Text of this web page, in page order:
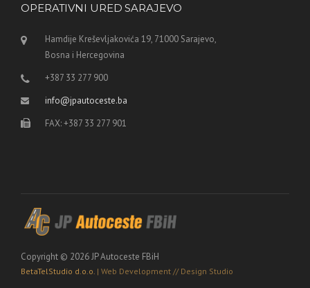
OPERATIVNI URED SARAJEVO
Hamdije Kreševljakovića 19, 71000 Sarajevo,
Bosna i Hercegovina
+387 33 277 900
info@jpautoceste.ba
FAX: +387 33 277 901
Copyright © 2026 JP Autoceste FBiH
BetaTelStudio d.o.o. | Web Development // Design Studio